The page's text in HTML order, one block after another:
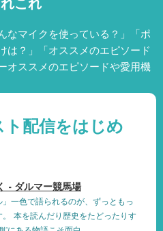
これ
なマイクを使っている？」「ポ
は？」「オススメのエピソード
オススメのエピソードや愛用機
配信をはじめ
- ダルマー競馬場
一色で語られるのが、ずっともっ
。 本を読んだり歴史をたどったりす